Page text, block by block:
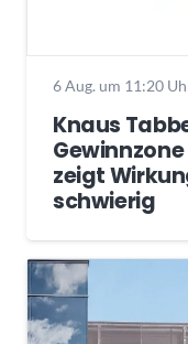
6 Aug. um 11:20
Knaus
zeigt
schwierig